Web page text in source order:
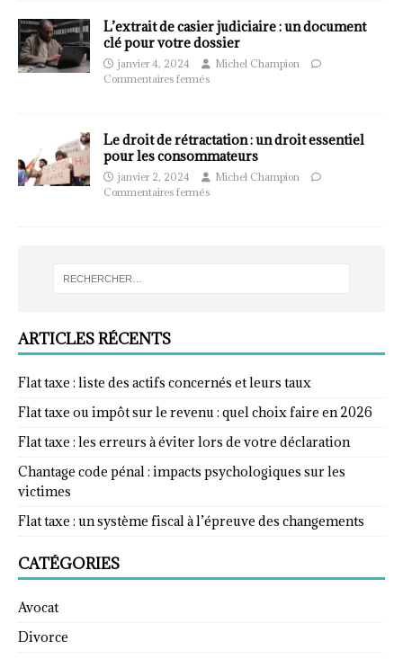
L’extrait de casier judiciaire : un document
clé pour votre dossier
janvier 4, 2024
Michel Champion
Commentaires fermés
Le droit de rétractation : un droit essentiel
pour les consommateurs
janvier 2, 2024
Michel Champion
Commentaires fermés
ARTICLES RÉCENTS
Flat taxe : liste des actifs concernés et leurs taux
Flat taxe ou impôt sur le revenu : quel choix faire en 2026
Flat taxe : les erreurs à éviter lors de votre déclaration
Chantage code pénal : impacts psychologiques sur les
victimes
Flat taxe : un système fiscal à l’épreuve des changements
CATÉGORIES
Avocat
Divorce